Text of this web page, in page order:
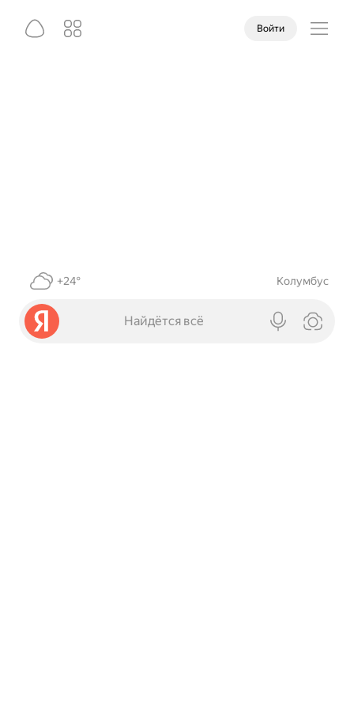
Войти
+24° Колумбус
Найдётся всё